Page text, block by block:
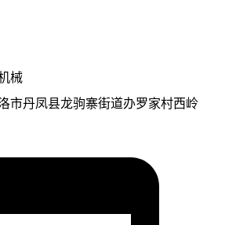
械
市丹凤县龙驹寨街道办罗家村西岭